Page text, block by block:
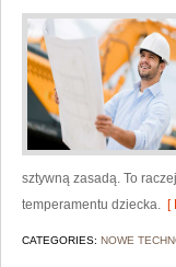
sztywną zasadą. To
temperamentu dziecka. [
CATEGORIES: NOWE